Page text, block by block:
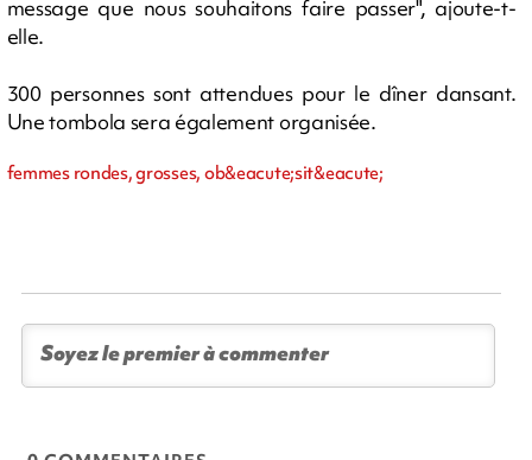
message que nous souhaitons faire passer", ajoute-t-
elle.
300 personnes sont attendues pour le dîner dansant.
Une tombola sera également organisée.
femmes rondes, grosses, ob&eacute;sit&eacute;